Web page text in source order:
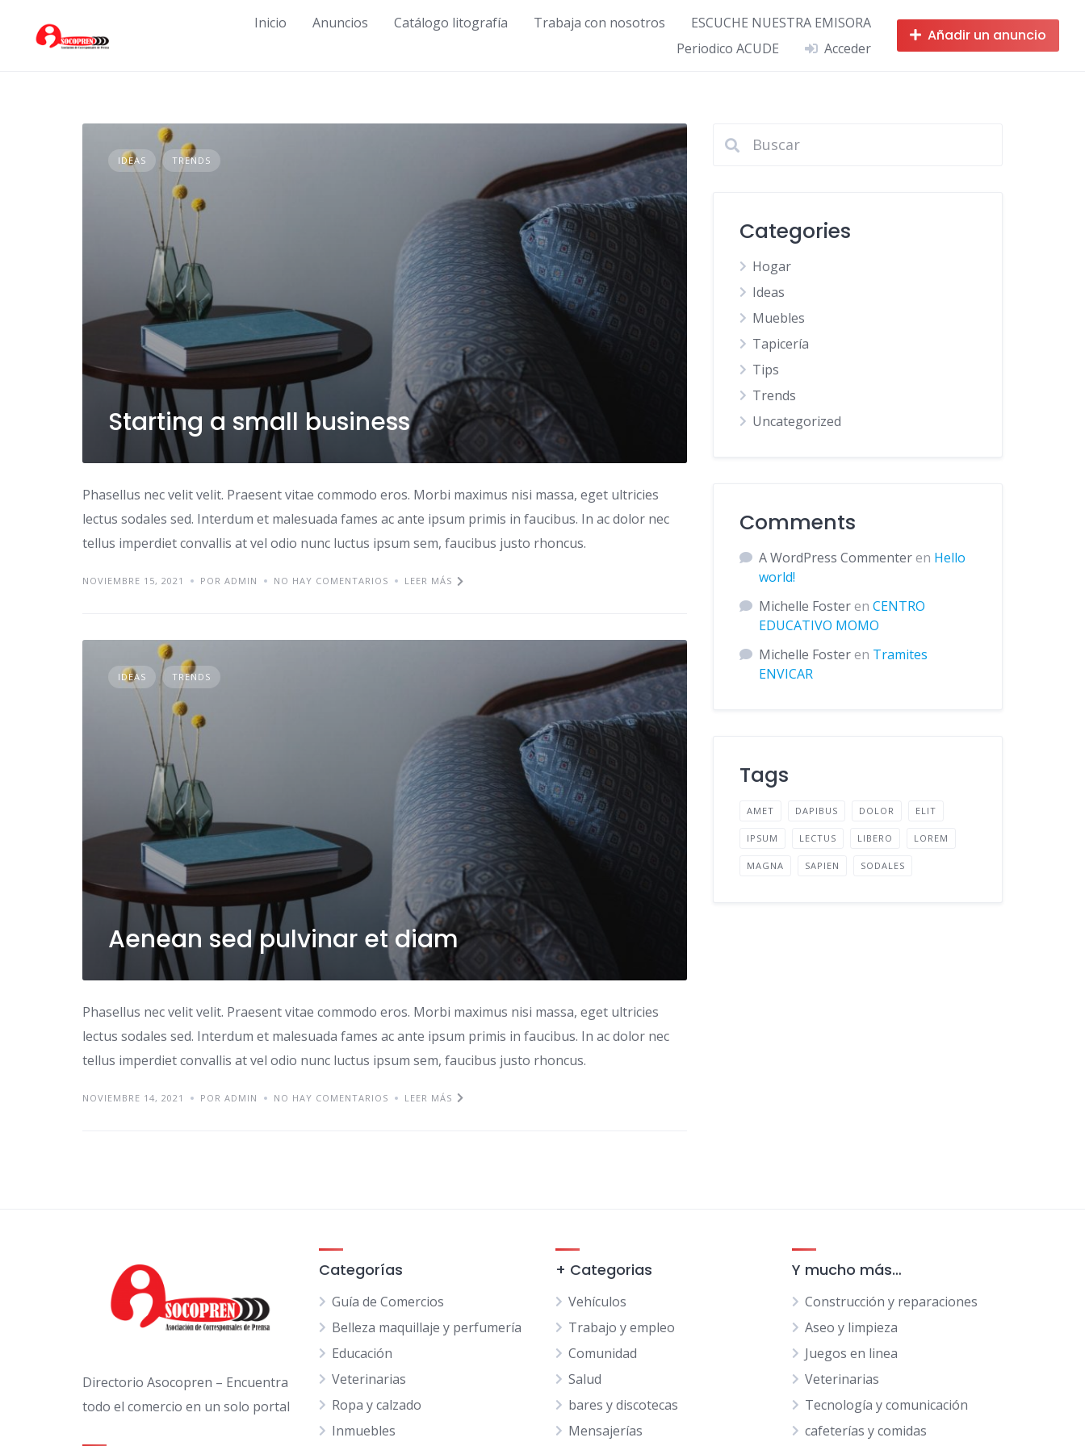
content
Inicio Anuncios Catálogo litografía Trabaja con nosotros
ESCUCHE NUESTRA EMISORA
Periodico ACUDE
Acceder
Añadir un anuncio
IDEAS TRENDS
Starting a small business
Phasellus nec velit velit. Praesent vitae commodo eros. Morbi maximus nisi massa, eget ultricies
lectus sodales sed. Interdum et malesuada fames ac ante ipsum primis in faucibus. In ac dolor nec
tellus imperdiet convallis at vel odio nunc luctus ipsum sem, faucibus justo rhoncus.
NOVIEMBRE 15, 2021 POR ADMIN NO HAY COMENTARIOS LEER MÁS
IDEAS TRENDS
Aenean sed pulvinar et diam
Phasellus nec velit velit. Praesent vitae commodo eros. Morbi maximus nisi massa, eget ultricies
lectus sodales sed. Interdum et malesuada fames ac ante ipsum primis in faucibus. In ac dolor nec
tellus imperdiet convallis at vel odio nunc luctus ipsum sem, faucibus justo rhoncus.
NOVIEMBRE 14, 2021 POR ADMIN NO HAY COMENTARIOS LEER MÁS
Categories
Hogar
Ideas
Muebles
Tapicería
Tips
Trends
Uncategorized
Comments
A WordPress Commenteren Hello
world!
Michelle FosterenCENTRO
EDUCATIVO MOMO
Michelle Fosteren Tramites
ENVICAR
Tags
AMET DAPIBUS DOLOR ELIT
IPSUM LECTUS LIBERO LOREM
MAGNA SAPIEN SODALES
Directorio Asocopren – Encuentra
todo el comercio en un solo portal
Categorías
Guía de Comercios
Belleza maquillaje y perfumería
Educación
Veterinarias
Ropa y calzado
Inmuebles
+ Categorias
Vehículos
Trabajo y empleo
Comunidad
Salud
bares y discotecas
Mensajerías
Y mucho más…
Construcción y reparaciones
Aseo y limpieza
Juegos en linea
Veterinarias
Tecnología y comunicación
cafeterías y comidas